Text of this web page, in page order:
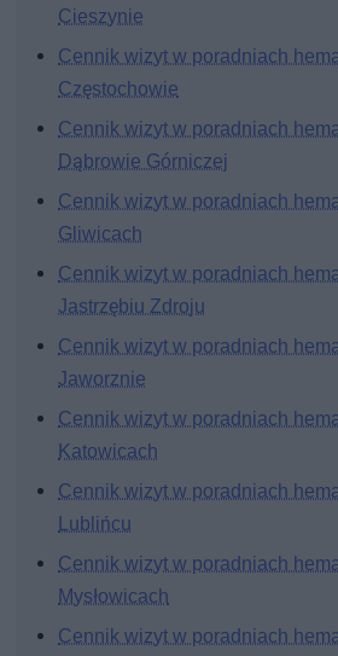
Cieszynie
Cennik wizyt w poradniach
Częstochowie
Cennik wizyt w poradniach
Dąbrowie Górniczej
Cennik wizyt w poradniach
Gliwicach
Cennik wizyt w poradniach
Jastrzębiu Zdroju
Cennik wizyt w poradniach
Jaworznie
Cennik wizyt w poradniach
Katowicach
Cennik wizyt w poradniach
Lublińcu
Cennik wizyt w poradniach
Mysłowicach
Cennik wizyt w poradniach